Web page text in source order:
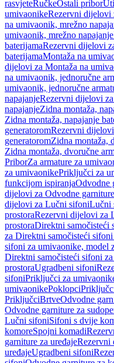
rasvjeteRučkeOstali pribor
umivaonikeRezervni dijelovi
na umivaonik, mrežno
umivaonik, mrežno napajanje
baterijamaRezervni dijelovi
baterijamaMontaža na
dijelovi za Montaža na
na umivaonik, jednoručne
umivaonik, jednoručne
napajanjeRezervni dijelovi
napajanjeZidna montaža,
Zidna montaža, napajanje
generatoromRezervni
generatoromZidna montaža,
Zidna montaža, dvoručne
PriborZa armature za
za umivaonikePriključci za
funkcijom ispiranjaOdvodne
dijelovi za Odvodne
dijelovi za Lučni sifoniLučni
prostoraRezervni dijelovi za
prostoraDirektni samočisteći
za Direktni samočisteći
sifoni za umivaonike, model
Direktni samočisteći sifoni
prostoraUgradbeni sifoni
sifoniPriključci za
umivaonikePoklopci
PriključciBrtveOdvodne
Odvodne garniture za
Lučni sifoniSifoni s dvije
komoreSpojni komadi
garniture za uređajeRezervni
uređajeUgradbeni sifoni